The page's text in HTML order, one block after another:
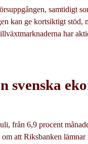
samtidigt
kan ge kortsiktigt stöd,
har
svenska
från 6,9 procent
att Riksbanken